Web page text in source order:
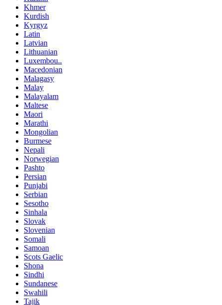
Khmer
Kurdish
Kyrgyz
Latin
Latvian
Lithuanian
Luxembou..
Macedonian
Malagasy
Malay
Malayalam
Maltese
Maori
Marathi
Mongolian
Burmese
Nepali
Norwegian
Pashto
Persian
Punjabi
Serbian
Sesotho
Sinhala
Slovak
Slovenian
Somali
Samoan
Scots Gaelic
Shona
Sindhi
Sundanese
Swahili
Tajik